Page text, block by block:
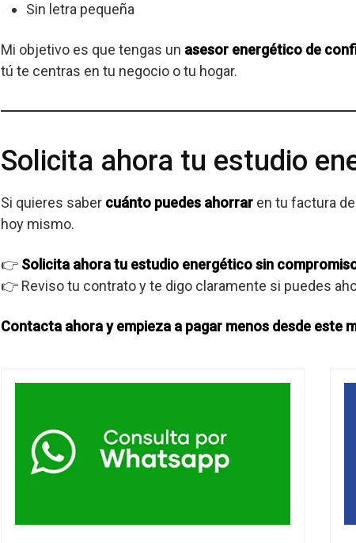
Sin letra pequeña
Mi objetivo es que tengas un asesor energético de
tú te centras en tu negocio o tu hogar.
Solicita ahora tu estudio
Si quieres saber cuánto puedes ahorrar en tu factura
hoy mismo.
👉 Solicita ahora tu estudio energético sin
👉 Reviso tu contrato y te digo claramente si puedes
Contacta ahora y empieza a pagar menos desde este